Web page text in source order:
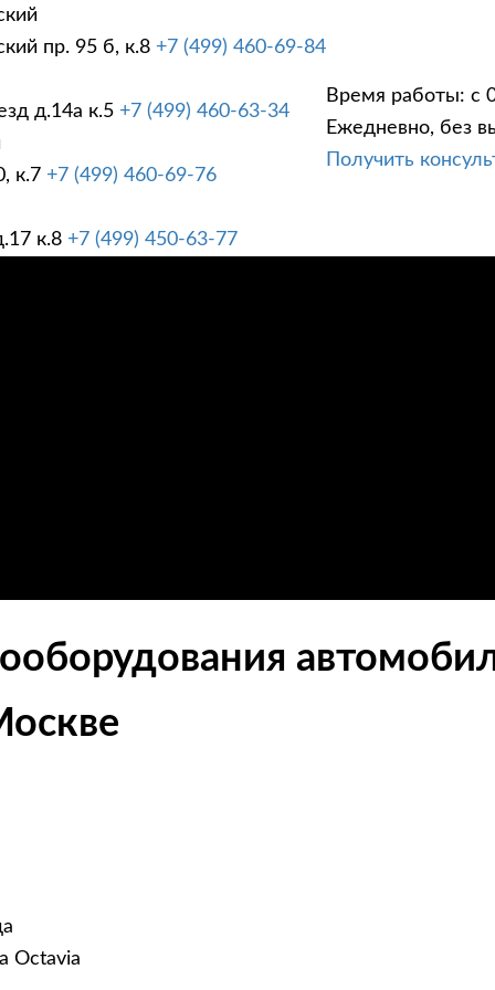
пр. 95 б, к.8 +7 (499) 460-69-84
д.14а к.5 +7 (499) 460-63-34
к.7 +7 (499) 460-69-76
к.8 +7 (499) 450-63-77
Время работы: с
Ежедневно, без
Получить
Octavia